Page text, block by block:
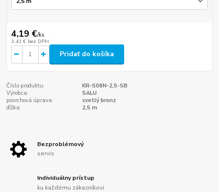
4,19 €/ks
3,41 € bez DPH
Pridať do košíka
Číslo produktu:
KR-S06N-2,5-SB
Výrobca:
SALU
povrchová úprava:
svetlý bronz
dĺžka:
2,5 m
Bezproblémový
servis
Individuálny prístup
ku každému zákazníkovi